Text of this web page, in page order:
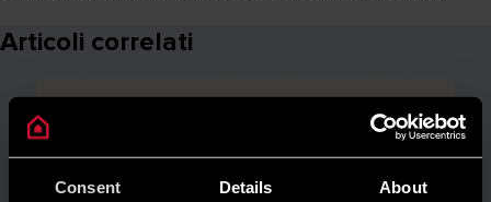
Consent Details About
Articoli correlati